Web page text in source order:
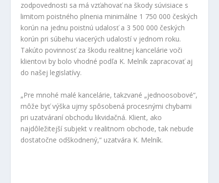
zodpovednosti sa má vzťahovať na škody súvisiace s
limitom poistného plnenia minimálne 1 750 000 českých
korún na jednu poistnú udalosť a 3 500 000 českých
korún pri súbehu viacerých udalostí v jednom roku.
Takúto povinnosť za škodu realitnej kancelárie voči
klientovi by bolo vhodné podľa K. Melník zapracovať aj
do našej legislatívy.
„Pre mnohé malé kancelárie, takzvané „jednoosobové“,
môže byť výška ujmy spôsobená procesnými chybami
pri uzatváraní obchodu likvidačná. Klient, ako
najdôležitejší subjekt v realitnom obchode, tak nebude
dostatočne odškodnený,“ uzatvára K. Melník.